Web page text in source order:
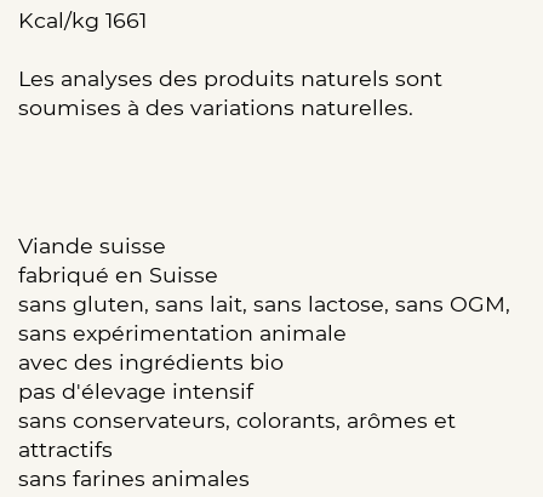
Kcal/kg 1661
Les analyses des produits naturels sont
soumises à des variations naturelles.
Viande suisse
fabriqué en Suisse
sans gluten, sans lait, sans lactose, sans OGM,
sans expérimentation animale
avec des ingrédients bio
pas d'élevage intensif
sans conservateurs, colorants, arômes et
attractifs
sans farines animales